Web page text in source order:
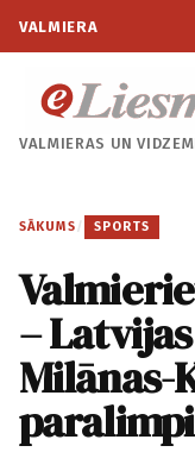
VALMIERA
VALMIERAS UN
SĀKUMS / SPORTS
–
Milānas-